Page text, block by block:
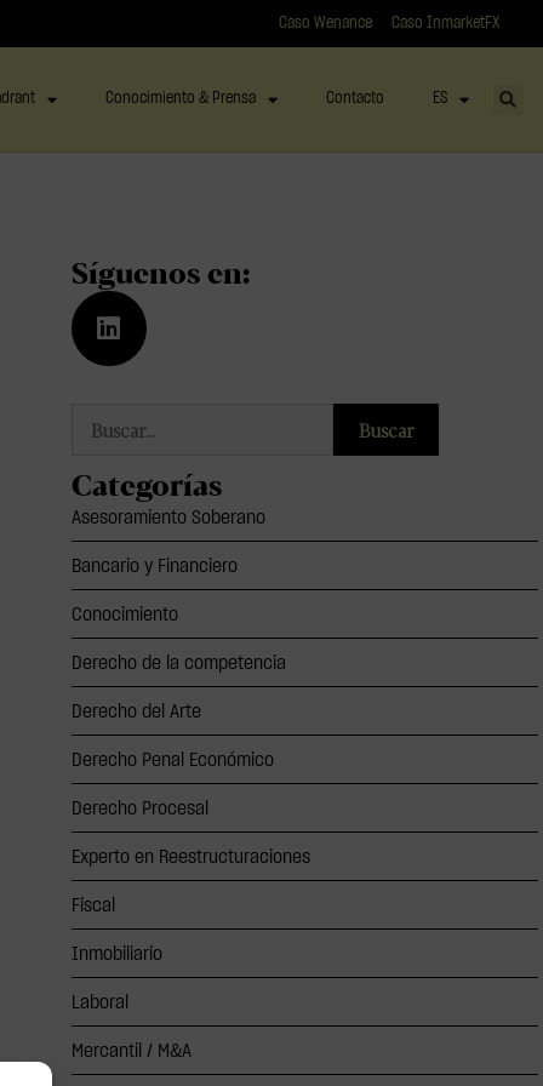
Caso Wenance Caso InmarketFX
Conocimiento & Prensa Contacto ES
Síguenos en:
Buscar
Categorías
Asesoramiento Soberano
Bancario y Financiero
Conocimiento
Derecho de la competencia
Derecho del Arte
Derecho Penal Económico
Derecho Procesal
Experto en Reestructuraciones
Fiscal
Inmobiliario
Laboral
Mercantil / M&A